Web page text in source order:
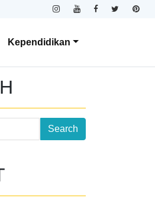
Kependidikan